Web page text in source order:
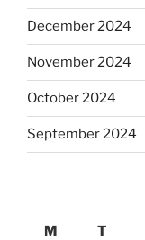
December 2024
November 2024
October 2024
September 2024
M
T